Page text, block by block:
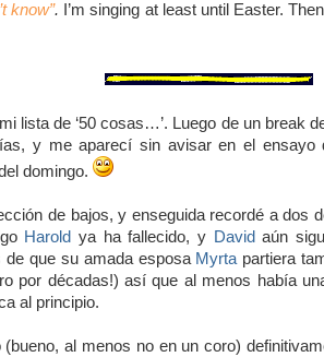
know”.
I’m singing at least until Easter.
lista de ‘50 cosas…’. Luego de un break
y me aparecí sin avisar en el ensayo
domingo.
de bajos, y enseguida recordé a dos
Harold ya ha fallecido, y David aún
que su amada esposa Myrta partiera
por décadas!) así que al menos había
al principio.
al menos no en un coro)